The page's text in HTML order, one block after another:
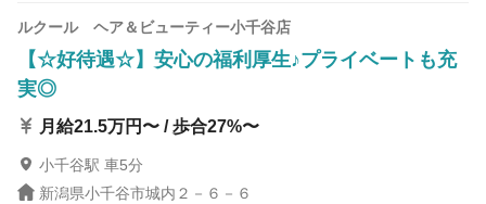
業務委託・フリーランス
詳細条件
ルクール ヘア＆ビューティー小千谷店
【☆好待遇☆】安心の福利厚生♪プライベートも充
実◎
月給21.5万円〜 / 歩合27%〜
小千谷駅 車5分
新潟県小千谷市城内２－６－６